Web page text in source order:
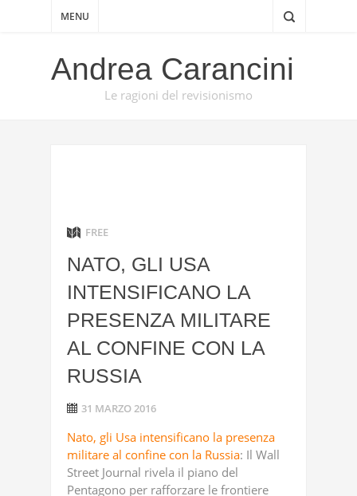
MENU
Andrea Carancini
Le ragioni del revisionismo
FREE
NATO, GLI USA
INTENSIFICANO LA
PRESENZA MILITARE
AL CONFINE CON LA
RUSSIA
31 MARZO 2016
Nato, gli Usa intensificano la presenza
militare al confine con la Russia: Il Wall
Street Journal rivela il piano del
Pentagono per rafforzare le frontiere